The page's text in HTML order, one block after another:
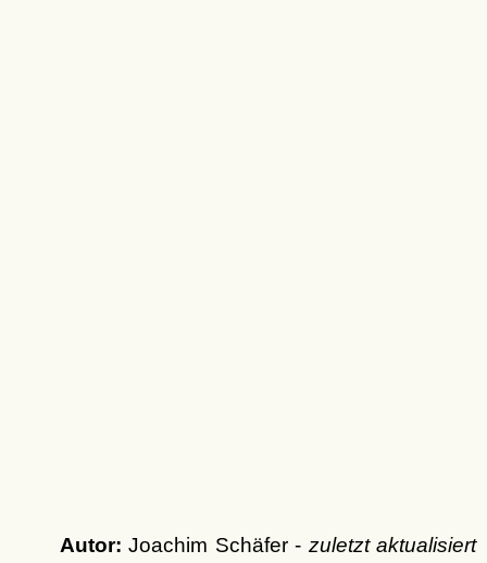
Autor: Joachim Schäfer - zuletzt aktualisiert